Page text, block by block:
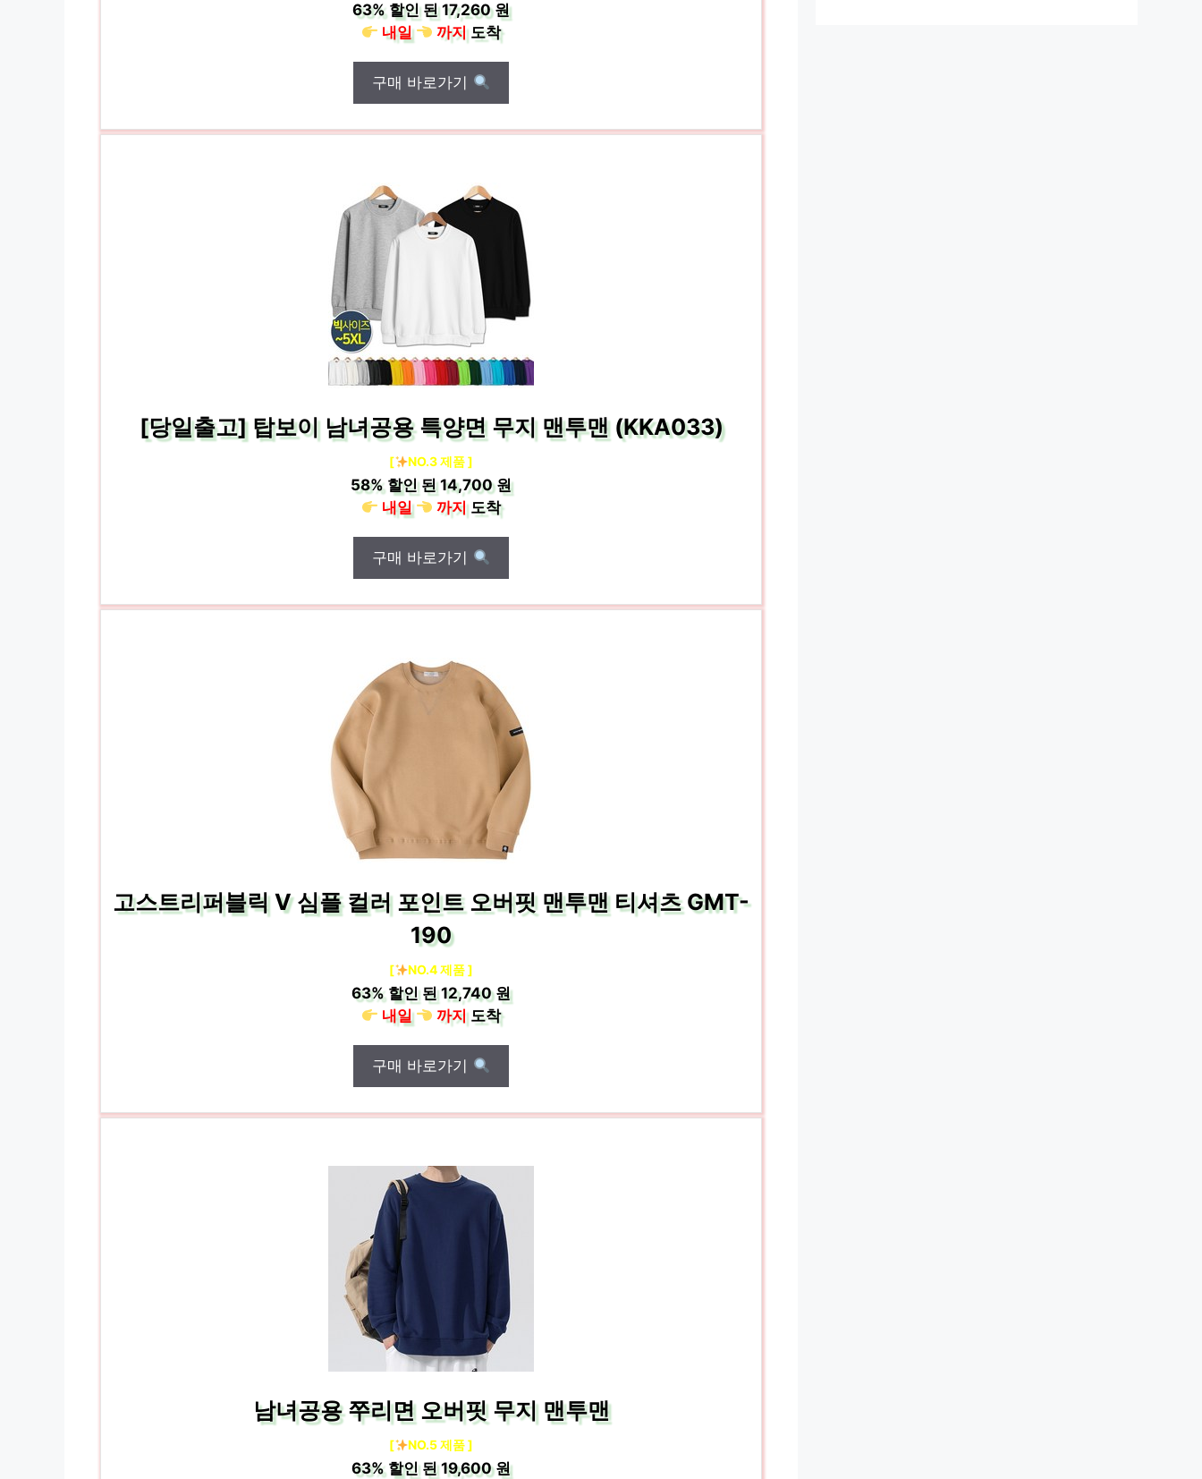
63%할인 된17,260 원
내일
까지도착
구매 바로가기
[당일출고] 탑보이 남녀공용 특양면 무지 맨투맨 (KKA033)
[ NO.3 제품 ]
58%할인 된14,700 원
내일
까지도착
구매 바로가기
고스트리퍼블릭 V 심플 컬러 포인트 오버핏 맨투맨 티셔츠 GMT-
190
[ NO.4 제품 ]
63%할인 된12,740 원
내일
까지도착
구매 바로가기
남녀공용 쭈리면 오버핏 무지 맨투맨
[ NO.5 제품 ]
63%할인 된19,600 원